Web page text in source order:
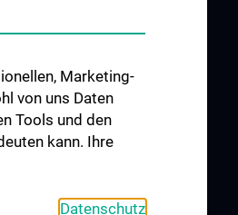
Marketing-
von uns Daten
Tools und den
kann. Ihre
Datenschutz